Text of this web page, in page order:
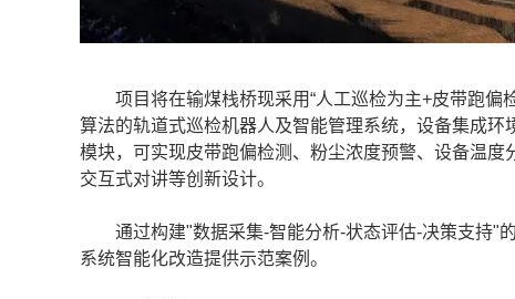
项目将在输煤栈桥现采用“人工巡检为主+皮带跑偏
算法的轨道式巡检机器人及智能管理系统，设备集成
模块，可实现皮带跑偏检测、粉尘浓度预警、设备温度
交互式对讲等创新设计。
通过构建"数据采集-智能分析-状态评估-决策支持"
系统智能化改造提供示范案例。